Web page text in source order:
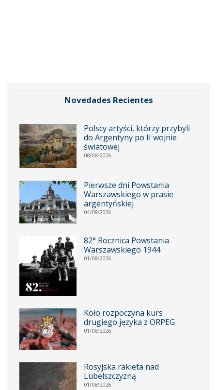
Novedades Recientes
Polscy artyści, którzy przybyli
do Argentyny po II wojnie
światowej
08/08/2026
Pierwsze dni Powstania
Warszawskiego w prasie
argentyńskiej
04/08/2026
82° Rocznica Powstania
Warszawskiego 1944
01/08/2026
Koło rozpoczyna kurs
drugiego języka z ORPEG
01/08/2026
Rosyjska rakieta nad
Lubelszczyzną
01/08/2026